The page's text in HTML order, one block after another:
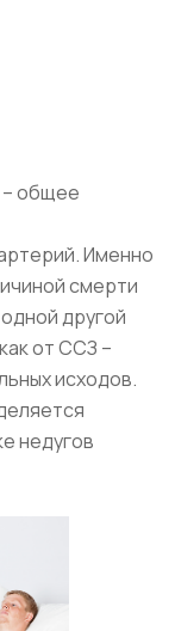
общее
Именно
смерти
другой
от ССЗ –
исходов.
недугов